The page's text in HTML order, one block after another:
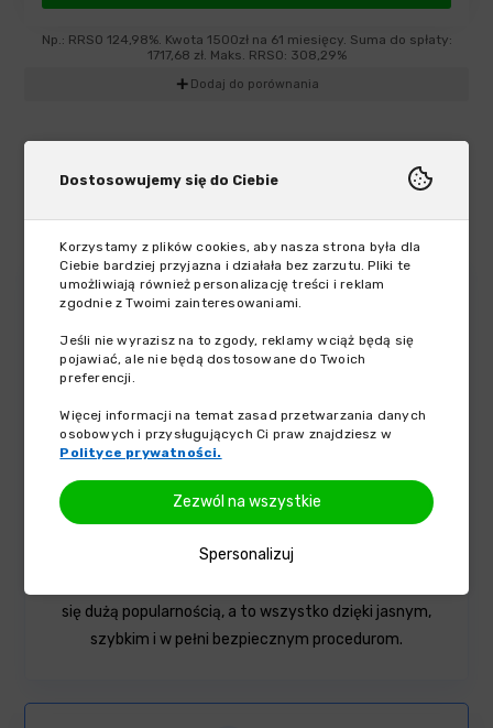
Np.: RRSO 124,98%. Kwota 1500zł na 61 miesięcy. Suma do spłaty:
1717,68 zł. Maks. RRSO: 308,29%
add Dodaj do porównania
Dlaczego warto nam zaufać?
Doświadczenie na rynku
Moja Pożyczka prężnie działa na rynku od roku 2017,
oferując klientom dostęp do atrakcyjnych i
sprawdzonych ofert pożyczek online i kredytów przez
się dużą popularnością, a to wszystko dzięki jasnym,
szybkim i w pełni bezpiecznym procedurom.
Dostosowujemy się do Ciebie
Korzystamy z plików cookies, aby nasza strona była dla
Ciebie bardziej przyjazna i działała bez zarzutu. Pliki te
umożliwiają również personalizację treści i reklam
zgodnie z Twoimi zainteresowaniami.
Jeśli nie wyrazisz na to zgody, reklamy wciąż będą się
pojawiać, ale nie będą dostosowane do Twoich
preferencji.
Więcej informacji na temat zasad przetwarzania danych
osobowych i przysługujących Ci praw znajdziesz w
Polityce prywatności.
Spersonalizuj
Zezwól na wszystkie